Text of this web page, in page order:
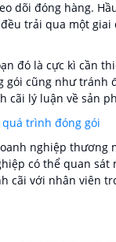
dõi đóng hàng.
trải qua một
đó là cực kì cần
gói cũng như
cãi lý luận về sản
trình đóng gói
nghiệp thương
có thể quan sát
cãi với nhân viên